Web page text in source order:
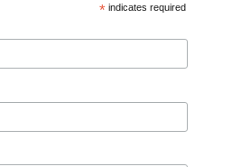
*indicates required